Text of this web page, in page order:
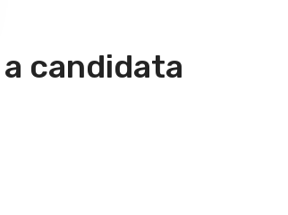
candidata